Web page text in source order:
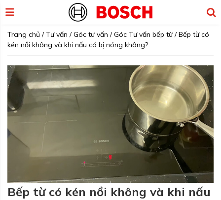
Trang chủ /Tư vấn /Góc tư vấn /Góc Tư vấn bếp từ/Bếp từ có
kén nồi không và khi nấu có bị nóng không?
Bếp từ có kén nồi không và khi nấu